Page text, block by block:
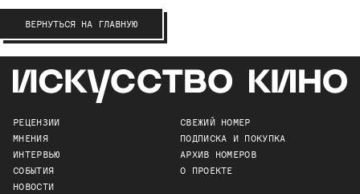
ВЕРНУТЬСЯ НА ГЛАВНУЮ
РЕЦЕНЗИИ
МНЕНИЯ
ИНТЕРВЬЮ
СОБЫТИЯ
НОВОСТИ
СВЕЖИЙ НОМЕР
ПОДПИСКА И ПОКУПКА
АРХИВ НОМЕРОВ
О ПРОЕКТЕ